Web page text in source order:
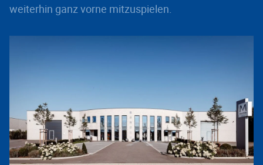
weiterhin ganz vorne mitzuspielen.